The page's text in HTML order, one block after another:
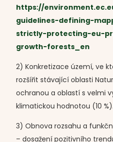
https://
guidelines-defining-
strictly-protecting-eu-
growth-forests_en
2) Konkretizace území, ve
rozšířit stávající oblasti
ochranou a oblastí s velmi
klimatickou hodnotou (10 %).
3) Obnova rozsahu a
– dosažení pozitivního